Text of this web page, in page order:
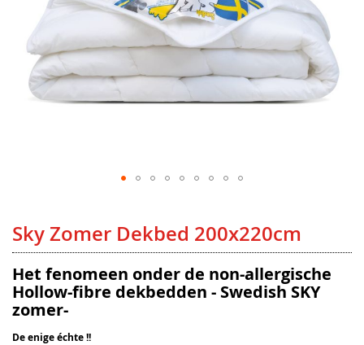
begin
van
de
afbeeldingen-
gallerij
Sky Zomer Dekbed 200x220cm
Het fenomeen onder de non-allergische
Hollow-fibre dekbedden - Swedish SKY
zomer-
De enige échte !!